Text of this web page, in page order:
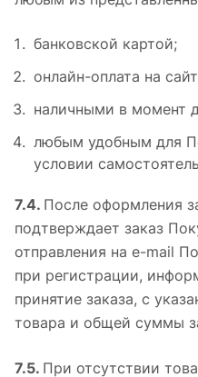
банковской картой;
онлайн-оплата на
наличными в момент
любым удобным для
условии
7.4. После оформления
подтверждает заказ
отправления на e-mail
при регистрации,
принятие заказа, с
товара и общей суммы
7.5. При отсутствии